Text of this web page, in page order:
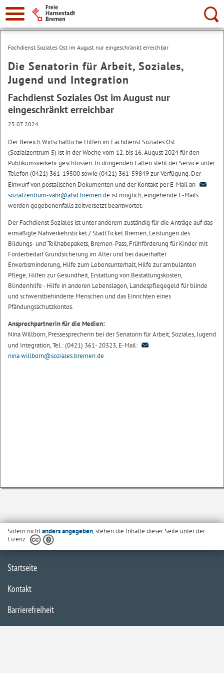
Suche:
Fachdienst Soziales Ost im August nur eingeschränkt erreichbar
Die Senatorin für Arbeit, Soziales,
Jugend und Integration
Fachdienst Soziales Ost im August nur
eingeschränkt erreichbar
25.07.2024
Der Bereich Wirtschaftliche Hilfen im Fachdienst Soziales Ost
(Sozialzentrum 5) ist in der Woche vom 12. bis 16. August 2024 für den
Publikumsverkehr geschlossen. In dringenden Fällen steht der Service unter
Telefon (0421) 361-19500 sowie (0421) 361-59849 zur Verfügung. Der
Einwurf von postalischen Dokumenten und der Kontakt per E-Mail an
sozialzentrum-vahr@afsd.bremen.de ist möglich, eingehende E-Mails
werden gegebenenfalls zeitversetzt beantwortet.
Der Fachdienst Soziales ist unter anderem zuständig für die Anträge auf das
ermäßigte Nahverkehrsticket / StadtTicket Bremen, Leistungen des
Bildungs- und Teilhabepakets, Bremen-Pass, Frühförderung für Kinder mit
Förderbedarf Grundsicherung im Alter und bei dauerhafter
Erwerbsminderung, Hilfe zum Lebensunterhalt, Hilfe zur ambulanten
Pflege, Hilfen zur Gesundheit, Erstattung von Bestattungskosten,
Blindenhilfe - Hilfe in anderen Lebenslagen, Landespflegegeld für blinde
und schwerstbehinderte Menschen und das Einrichten eines
Pfändungsschutzkontos.
Ansprechpartnerin für die Medien:
Nina Willborn, Pressesprecherin bei der Senatorin für Arbeit, Soziales, Jugend
und Integration, Tel.: (0421) 361- 20323, E-Mail:
nina.willborn@soziales.bremen.de
Sofern nichtanders angegeben, stehen die Inhalte dieser Seite unter der
Lizenz
Startseite
Kontakt
Barrierefreiheit